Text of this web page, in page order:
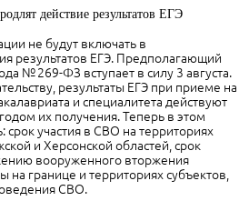
действие результатов ЕГЭ
не будут включать в
результатов ЕГЭ. Предполагающий
№ 269-ФЗ вступает в силу 3 августа.
результаты ЕГЭ при приеме на
и специалитета действуют
их получения. Теперь в этом
срок участия в СВО на территориях
и Херсонской областей, срок
вооруженного вторжения
границе и территориях субъектов,
СВО.